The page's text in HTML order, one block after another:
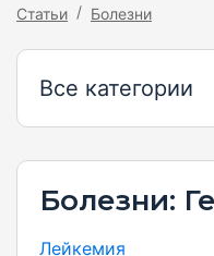
Статьи / Болезни
Все категории
Болезни:
Лейкемия